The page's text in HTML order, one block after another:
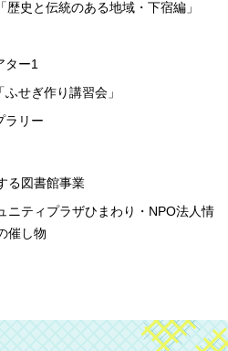
史と伝統のある地域・下宿編」
ター1
せぎ作り講習会」
ラリー
る図書館事業
ニティプラザひまわり・NPO法人情
催し物